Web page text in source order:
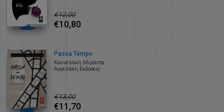
€12,00
€10,80
Passa Tempo
Κουνελάκη Μιράντα
Αγγελάκη Εκδόσεις
€13,00
€11,70